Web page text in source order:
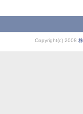
Copyright(c) 2008